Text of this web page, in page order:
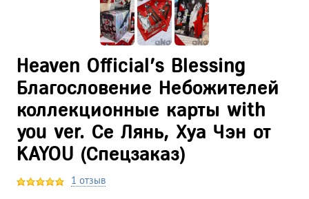
Heaven Official's Blessing
Благословение Небожителей
коллекционные карты with
you ver. Се Лянь, Хуа Чэн от
KAYOU (Спецзаказ)
1 отзыв